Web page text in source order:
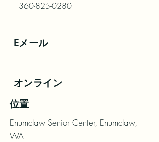
360-825-0280
Eメール
オンライン
位置
Enumclaw Senior Center, Enumclaw,
WA